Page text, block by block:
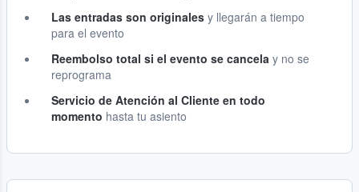
Las entradas son originales y llegarán a tiempo
para el evento
Reembolso total si el evento se cancela y no se
reprograma
Servicio de Atención al Cliente en todo
momento hasta tu asiento